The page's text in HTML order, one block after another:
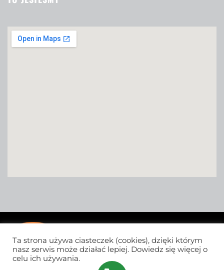
Ta strona używa ciasteczek (cookies), dzięki którym
nasz serwis może działać lepiej. Dowiedz się więcej o
celu ich używania.